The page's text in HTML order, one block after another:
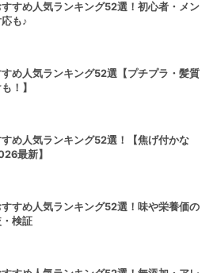
すめ人気ランキング52選！初心者・メン
も♪
め人気ランキング52選【プチプラ・髪質
！】
め人気ランキング52選！【焦げ付かな
最新】
すめ人気ランキング52選！味や栄養価の
検証